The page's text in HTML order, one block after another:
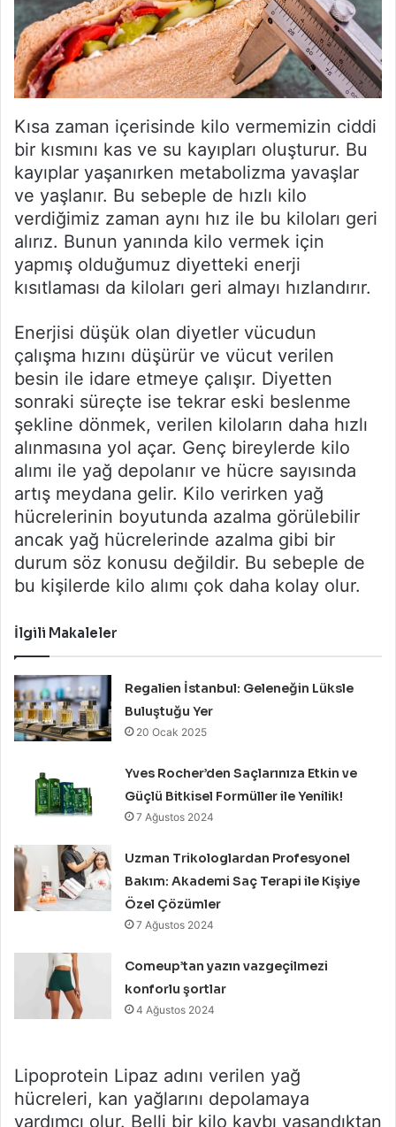
Kısa zaman içerisinde kilo vermemizin ciddi
bir kısmını kas ve su kayıpları oluşturur. Bu
kayıplar yaşanırken metabolizma yavaşlar
ve yaşlanır. Bu sebeple de hızlı kilo
verdiğimiz zaman aynı hız ile bu kiloları geri
alırız. Bunun yanında kilo vermek için
yapmış olduğumuz diyetteki enerji
kısıtlaması da kiloları geri almayı hızlandırır.
Enerjisi düşük olan diyetler vücudun
çalışma hızını düşürür ve vücut verilen
besin ile idare etmeye çalışır. Diyetten
sonraki süreçte ise tekrar eski beslenme
şekline dönmek, verilen kiloların daha hızlı
alınmasına yol açar. Genç bireylerde kilo
alımı ile yağ depolanır ve hücre sayısında
artış meydana gelir. Kilo verirken yağ
hücrelerinin boyutunda azalma görülebilir
ancak yağ hücrelerinde azalma gibi bir
durum söz konusu değildir. Bu sebeple de
bu kişilerde kilo alımı çok daha kolay olur.
İlgili Makaleler
Regalien İstanbul: Geleneğin Lüksle
Buluştuğu Yer
20 Ocak 2025
Yves Rocher’den Saçlarınıza Etkin ve
Güçlü Bitkisel Formüller ile Yenilik!
7 Ağustos 2024
Uzman Trikologlardan Profesyonel
Bakım: Akademi Saç Terapi ile Kişiye
Özel Çözümler
7 Ağustos 2024
Comeup’tan yazın vazgeçilmezi
konforlu şortlar
4 Ağustos 2024
Lipoprotein Lipaz adını verilen yağ
hücreleri, kan yağlarını depolamaya
yardımcı olur. Belli bir kilo kaybı yaşandıktan